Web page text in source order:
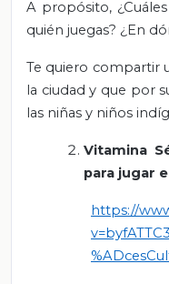
A propósito,
quién juegas? ¿En
Te quiero compartir
la ciudad y que por
las niñas y niños
Vitamina
para jugar
https://